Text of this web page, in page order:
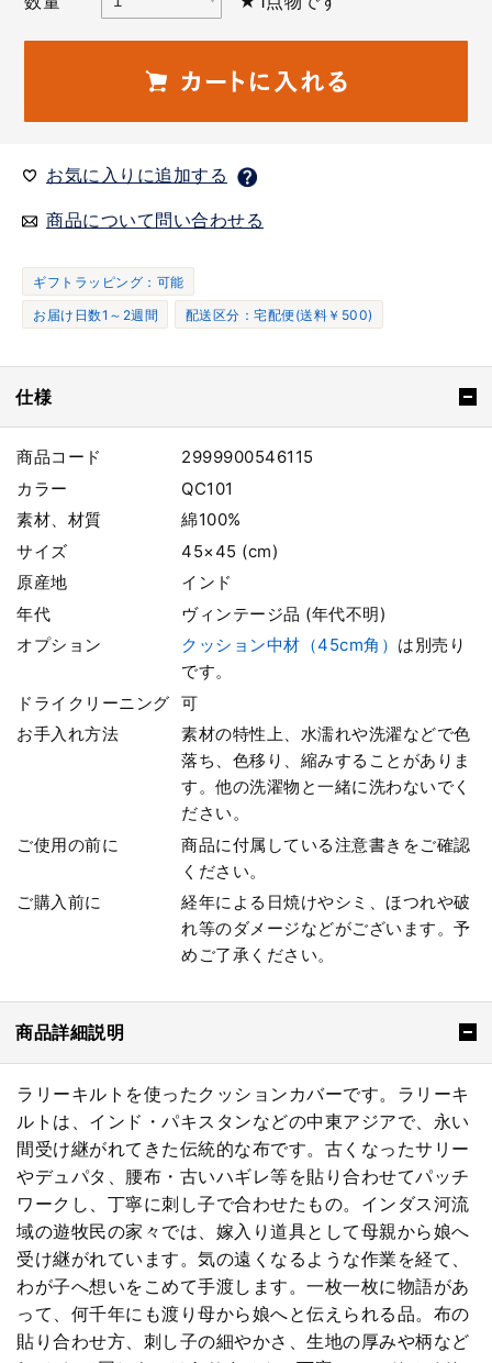
お気に入りに追加する
商品について問い合わせる
ギフトラッピング：可能
お届け日数1～2週間
配送区分：宅配便(送料￥500)
仕様
商品コード
2999900546115
カラー
QC101
素材、材質
綿100%
サイズ
45×45 (cm)
原産地
インド
年代
ヴィンテージ品 (年代不明)
オプション
クッション中材（45cm角） は別売り
です。
ドライクリーニング
可
お手入れ方法
素材の特性上、水濡れや洗濯などで色
落ち、色移り、縮みすることがありま
す。他の洗濯物と一緒に洗わないでく
ださい。
ご使用の前に
商品に付属している注意書きをご確認
ください。
ご購入前に
経年による日焼けやシミ、ほつれや破
れ等のダメージなどがございます。予
めご了承ください。
商品詳細説明
ラリーキルトを使ったクッションカバーです。ラリーキ
ルトは、インド・パキスタンなどの中東アジアで、永い
間受け継がれてきた伝統的な布です。古くなったサリー
やデュパタ、腰布・古いハギレ等を貼り合わせてパッチ
ワークし、丁寧に刺し子で合わせたもの。インダス河流
域の遊牧民の家々では、嫁入り道具として母親から娘へ
受け継がれています。気の遠くなるような作業を経て、
わが子へ想いをこめて手渡します。一枚一枚に物語があ
って、何千年にも渡り母から娘へと伝えられる品。布の
貼り合わせ方、刺し子の細やかさ、生地の厚みや柄など